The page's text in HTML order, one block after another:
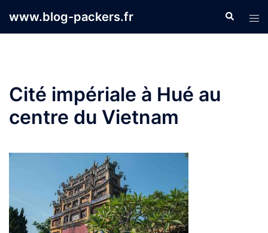
www.blog-packers.fr
le
Cité impériale à Hué au
centre du Vietnam